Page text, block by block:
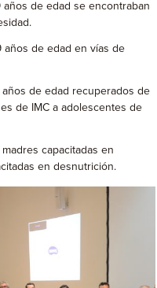
de edad se encontraban
de edad en vías de
de edad recuperados de
de IMC a adolescentes de
capacitadas en
en desnutrición.